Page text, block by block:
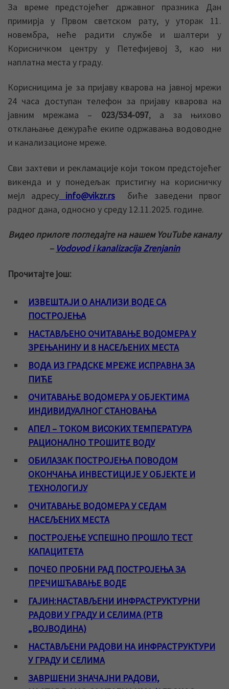
За време предстојећег државног празника Дан
примирја у Првом светском рату, у уторак 11.
новембра, неће радити службе и шалтери у
Корисничком центру у Петефијевој 3, као ни
наплатна места у граду.
Корисницима је за пријаву кварова на јавној мрежи
24 часа доступан телефон за пријаву кварова на
јавним мрежама – 023/534-097, а за њихово
отклањање дежураће екипе одржавања водоводне
и канализационе мреже.
Сви захтеви и рекламације који током предстојећег
викенда и у понедељак пристигну на корисничку
мејл адресу info@vikzr.rsбиће заведени првог
радног дана, односно у среду 12.11.2025. године.
Видео прилоге погледајте на нашем YouTube каналу
– Vodovod i kanalizacija Zrenjanin
Прочитајте још:
ИЗВЕШТАЈИ О АНАЛИЗИ ВОДЕ СА
ПОСТРОЈЕЊА
НАСТАВЉЕНО ОЧИТАВАЊЕ ВОДОМЕРА У
ЗРЕЊАНИНУ И 8 НАСЕЉЕНИХ МЕСТА
ВОДА ИЗ ГРАДСКЕ МРЕЖЕ ИСПРАВНА ЗА
ПИЋЕ
ОЧИТАВАЊЕ ВОДОМЕРА У ОБЈЕКТИМА
ИНДИВИДУАЛНОГ СТАНОВАЊА
АПЕЛ – ТОКОМ ВИСОКИХ ТЕМПЕРАТУРА
РАЦИОНАЛНО ТРОШИТЕ ВОДУ
ОБИЛАЗАК ПОСТРОЈЕЊА ПОВОДОМ
ОКОНЧАЊА ИНВЕСТИЦИЈЕ У ОБЈЕКТЕ И
ТЕХНОЛОГИЈУ
ОЧИТАВАЊЕ ВОДОМЕРА У СЕДАМ
НАСЕЉЕНИХ МЕСТА
ПОСТРОЈЕЊЕ УСПЕШНО ПРОШЛО ТЕСТ
КАПАЦИТЕТА
ПОЧЕО ПРОБНИ РАД ПОСТРОЈЕЊА ЗА
ПРЕЧИШЋАВАЊЕ ВОДЕ
ГАЈИН:НАСТАВЉЕНИ ИНФРАСТРУКТУРНИ
РАДОВИ У ГРАДУ И СЕЛИМА (РТВ
„ВОЈВОДИНА)
НАСТАВЉЕНИ РАДОВИ НА ИНФРАСТРУКТУРИ
У ГРАДУ И СЕЛИМА
ЗАВРШЕНИ ЗНАЧАЈНИ РАДОВИ,